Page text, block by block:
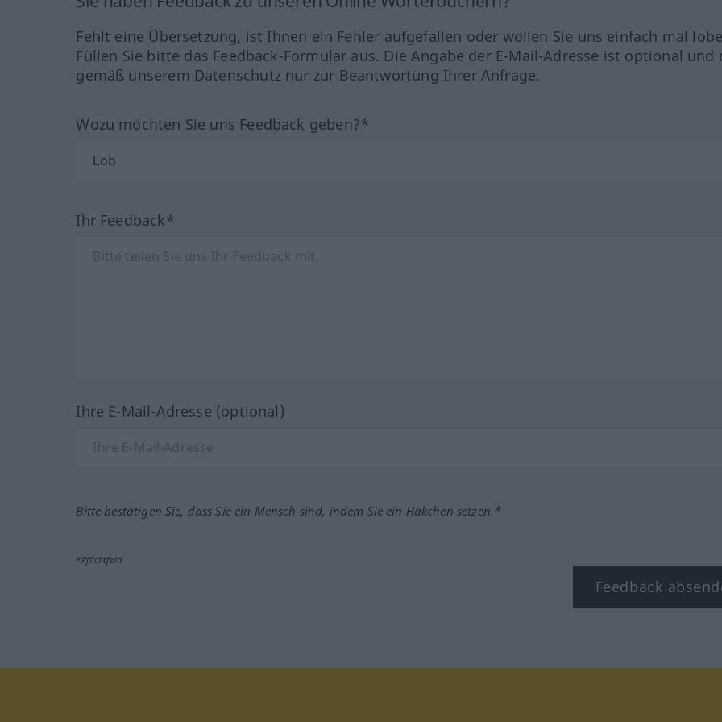
Fehlt eine Übersetzung, ist Ihnen ein Fehler aufgefallen oder wollen Sie uns einfach mal
Füllen Sie bitte das Feedback-Formular aus. Die Angabe der E-Mail-Adresse ist optional und
gemäß unserem Datenschutz nur zur Beantwortung Ihrer Anfrage.
Wozu möchten Sie uns Feedback geben?*
Ihr Feedback*
Ihre E-Mail-Adresse (optional)
Bitte bestätigen Sie, dass Sie ein Mensch sind, indem Sie ein Häkchen setzen.*
*Pflichtfeld
Feedback